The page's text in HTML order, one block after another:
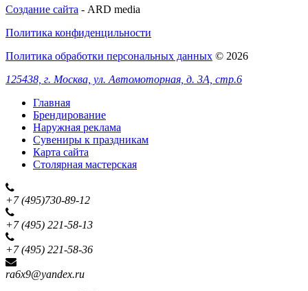
Создание сайта - ARD media
Политика конфиденцильности
Политика обработки персональных данных © 2026
125438, г. Москва, ул. Автомоторная, д. 3А, стр.6
Главная
Брендирование
Наружная реклама
Сувениры к праздникам
Карта сайта
Столярная мастерская
+7 (495)730-89-12
+7 (495) 221-58-13
+7 (495) 221-58-36
ra6x9@yandex.ru